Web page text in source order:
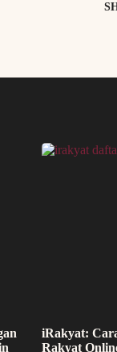
iRakyat:
Rakyat